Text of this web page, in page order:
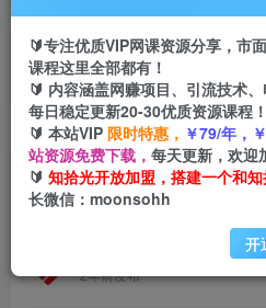
首页 创业课程 会员免费 正文
牛气学堂茶茶•拼多多运
秘籍【更新】
2年前发布
🔰专注优质VIP网课资源分享，市
课程这里全部都有！
🔰 内容涵盖网赚项目、引流技术
每日稳定更新20-30优质资源课程！
🔰 本站VIP 限时特惠， ￥79/年，
站资源免费下载， 每天更新，欢迎
🔰 知拾光开放加盟，搭建一个和
长微信：moonsohh
开